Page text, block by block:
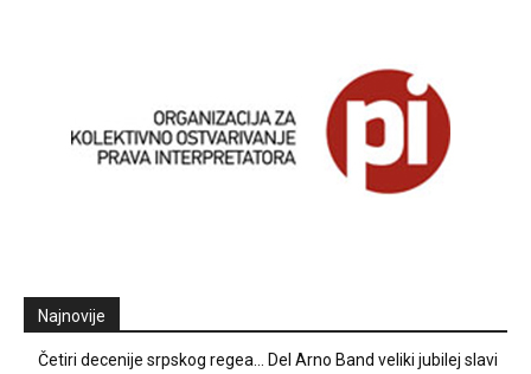
Najnovije
Četiri decenije srpskog regea… Del Arno Band veliki jubilej slavi